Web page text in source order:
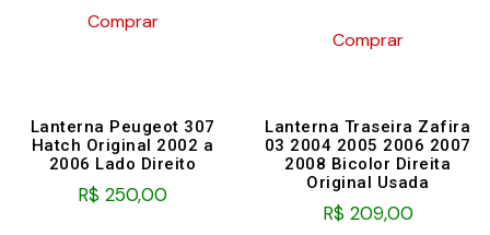
Comprar
Comprar
Lanterna Peugeot 307
Hatch Original 2002 a
2006 Lado Direito
R$ 250,00
Lanterna Traseira Zafira
03 2004 2005 2006 2007
2008 Bicolor Direita
Original Usada
R$209,00